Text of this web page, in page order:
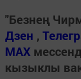
"Безнең
Дзен ,
МАХ
кызыклы